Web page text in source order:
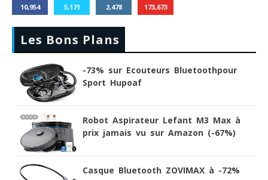
10,954 5,171 2,478 173,673
Les Bons Plans
-73% sur Ecouteurs Bluetoothpour
Sport Hupoaf
Robot Aspirateur Lefant M3 Max à
prix jamais vu sur Amazon (-67%)
Casque Bluetooth ZOVIMAX à -72%